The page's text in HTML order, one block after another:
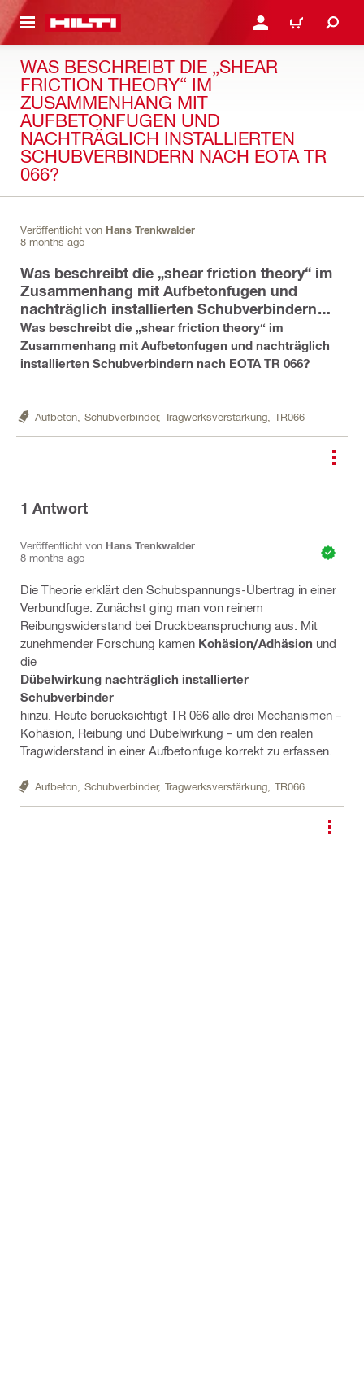
ANMELDEN ODER
WARENKORB
WAS BESCHREIBT DIE „SHEAR
FRICTION THEORY“ IM
ZUSAMMENHANG MIT
AUFBETONFUGEN UND
NACHTRÄGLICH INSTALLIERTEN
SCHUBVERBINDERN NACH EOTA TR
066?
Veröffentlicht von Hans Trenkwalder
8 months ago
Was beschreibt die „shear friction theory“ im
Zusammenhang mit Aufbetonfugen und
nachträglich installierten Schubverbindern
nach EOTA TR 066?
Was beschreibt die „shear friction theory“ im
Zusammenhang mit Aufbetonfugen und nachträglich
installierten Schubverbindern nach EOTA TR 066?
Aufbeton, Schubverbinder, Tragwerksverstärkung, TR066
1 Antwort
Veröffentlicht von Hans Trenkwalder
8 months ago
Die Theorie erklärt den Schubspannungs-Übertrag in einer
Verbundfuge. Zunächst ging man von reinem
Reibungswiderstand bei Druckbeanspruchung aus. Mit
zunehmender Forschung kamen Kohäsion/Adhäsion und
die
Dübelwirkung nachträglich installierter
Schubverbinder
hinzu. Heute berücksichtigt TR 066 alle drei Mechanismen –
Kohäsion, Reibung und Dübelwirkung – um den realen
Tragwiderstand in einer Aufbetonfuge korrekt zu erfassen.
Aufbeton, Schubverbinder, Tragwerksverstärkung, TR066